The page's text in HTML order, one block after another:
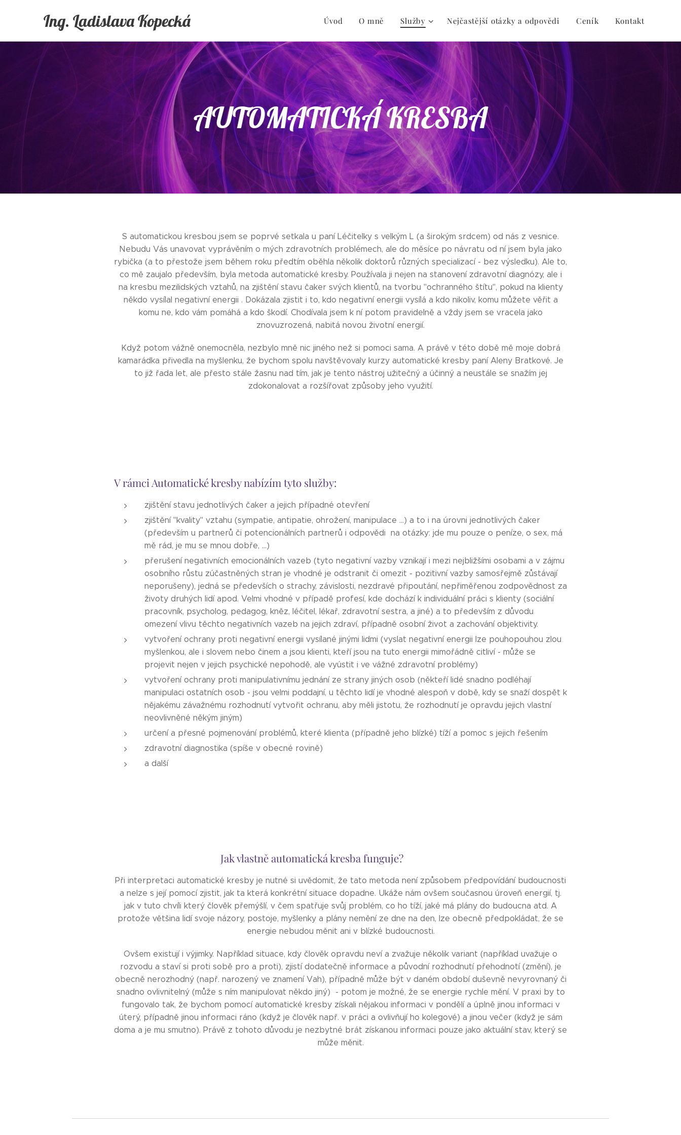
Ing. Ladislava Kopecká Úvod O mně Služby Nejčastější otázky a odpovědi Ceník Kontakt
AUTOMATICKÁ KRESBA
S automatickou kresbou jsem se poprvé setkala u paní Léčitelky s velkým L (a širokým srdcem) od nás z vesnice.
Nebudu Vás unavovat vyprávěním o mých zdravotních problémech, ale do měsíce po návratu od ní jsem byla jako
rybička (a to přestože jsem během roku předtím oběhla několik doktorů různých specializací - bez výsledku). Ale to,
co mě zaujalo především, byla metoda automatické kresby. Používala ji nejen na stanovení zdravotní diagnózy, ale i
na kresbu mezilidských vztahů, na zjištění stavu čaker svých klientů, na tvorbu "ochranného štítu", pokud na klienty
někdo vysílal negativní energii . Dokázala zjistit i to, kdo negativní energii vysílá a kdo nikoliv, komu můžete věřit a
komu ne, kdo vám pomáhá a kdo škodí. Chodívala jsem k ní potom pravidelně a vždy jsem se vracela jako
znovuzrozená, nabitá novou životní energií.
Když potom vážně onemocněla, nezbylo mně nic jiného než si pomoci sama. A právě v této době mě moje dobrá
kamarádka přivedla na myšlenku, že bychom spolu navštěvovaly kurzy automatické kresby paní Aleny Bratkové. Je
to již řada let, ale přesto stále žasnu nad tím, jak je tento nástroj užitečný a účinný a neustále se snažím jej
zdokonalovat a rozšířovat způsoby jeho využití.
V rámci Automatické kresby nabízím tyto služby:
zjištění stavu jednotlivých čaker a jejich případné otevření
zjištění "kvality" vztahu (sympatie, antipatie, ohrožení, manipulace ...) a to i na úrovni jednotlivých čaker
(především u partnerů či potencionálních partnerů i odpovědi na otázky: jde mu pouze o peníze, o sex, má
mě rád, je mu se mnou dobře, ...)
přerušení negativních emocionálních vazeb (tyto negativní vazby vznikají i mezi nejbližšími osobami a v zájmu
osobního růstu zúčastněných stran je vhodné je odstranit či omezit - pozitivní vazby samosřejmě zůstávají
neporušeny), jedná se předevších o strachy, závislosti, nezdravé připoutání, nepřiměřenou zodpovědnost za
životy druhých lidí apod. Velmi vhodné v případě profesí, kde dochází k individuální práci s klienty (sociální
pracovník, psycholog, pedagog, kněz, léčitel, lékař, zdravotní sestra, a jiné) a to především z důvodu
omezení vlivu těchto negativních vazeb na jejich zdraví, případně osobní život a zachování objektivity.
vytvoření ochrany proti negativní energii vysílané jinými lidmi (vyslat negativní energii lze pouhopouhou zlou
myšlenkou, ale i slovem nebo činem a jsou klienti, kteří jsou na tuto energii mimořádně citliví - může se
projevit nejen v jejich psychické nepohodě, ale vyústit i ve vážné zdravotní problémy)
vytvoření ochrany proti manipulativnímu jednání ze strany jiných osob (někteří lidé snadno podléhají
manipulaci ostatních osob - jsou velmi poddajní, u těchto lidí je vhodné alespoň v době, kdy se snaží dospět k
nějakému závažnému rozhodnutí vytvořit ochranu, aby měli jistotu, že rozhodnutí je opravdu jejich vlastní
neovlivněné někým jiným)
určení a přesné pojmenování problémů, které klienta (případně jeho blízké) tíží a pomoc s jejich řešením
zdravotní diagnostika (spíše v obecné rovině)
a další
Jak vlastně automatická kresba funguje?
Při interpretaci automatické kresby je nutné si uvědomit, že tato metoda není způsobem předpovídání budoucnosti
a nelze s její pomocí zjistit, jak ta která konkrétní situace dopadne. Ukáže nám ovšem současnou úroveň energií, tj.
jak v tuto chvíli který člověk přemýšlí, v čem spatřuje svůj problém, co ho tíží, jaké má plány do budoucna atd. A
protože většina lidí svoje názory, postoje, myšlenky a plány nemění ze dne na den, lze obecně předpokládat, že se
energie nebudou měnit ani v blízké budoucnosti.
Ovšem existují i výjimky. Například situace, kdy člověk opravdu neví a zvažuje několik variant (například uvažuje o
rozvodu a staví si proti sobě pro a proti), zjistí dodatečně informace a původní rozhodnutí přehodnotí (změní), je
obecně nerozhodný (např. narozený ve znamení Vah), případně může být v daném období duševně nevyrovnaný či
snadno ovlivnitelný (může s ním manipulovat někdo jiný) - potom je možné, že se energie rychle mění. V praxi by to
fungovalo tak, že bychom pomocí automatické kresby získali nějakou informaci v pondělí a úplně jinou informaci v
úterý, případně jinou informaci ráno (když je člověk např. v práci a ovlivňují ho kolegové) a jinou večer (když je sám
doma a je mu smutno). Právě z tohoto důvodu je nezbytné brát získanou informaci pouze jako aktuální stav, který se
může měnit.